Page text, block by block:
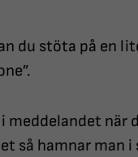
du stöta på en
meddelandet när
så hamnar man